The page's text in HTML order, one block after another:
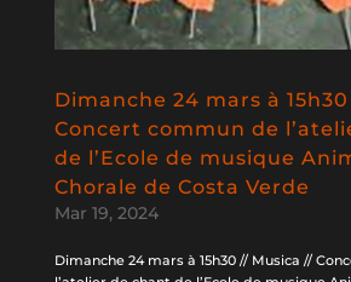
Dimanche 24 mars à
Concert commun de
de l’Ecole de musique
Chorale de Costa Verde
Mar 19, 2024
Dimanche 24 mars à 15h30 // Musica //